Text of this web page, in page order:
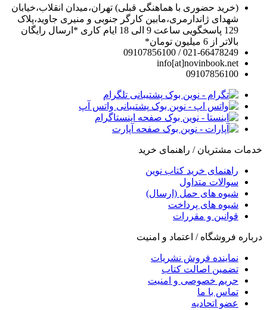
(خرید حضوری با هماهنگی قبلی) تهران،میدان انقلاب،خیابان
شهدای ژاندارمری،مابین کارگر جنوبی و منیری جاوید،پلاک
129 پاسخگویی ساعت 9 الی 18 ایام کاری *ارسال رایگان
بالاتر از 6 میلیون تومان*
021-66478249 / 09107856100
info[at]novinbook.net
09107856100
پشتیبانی تلگرام
پشتیبانی واتس آپ
صفحه اینستاگرام
صفحه آپارت
خدمات مشتریان / راهنمای خرید
راهنمای خرید کتاب نوین
سوالات متداول
شیوه های حمل (ارسال)
شیوه های پرداخت
قوانین و مقررات
درباره فروشگاه / اعتماد و امنیت
نماینده فروش نشریات
تضمین اصالت کتاب
حریم خصوصی و امنیت
تماس با ما
عضو اتحادیه